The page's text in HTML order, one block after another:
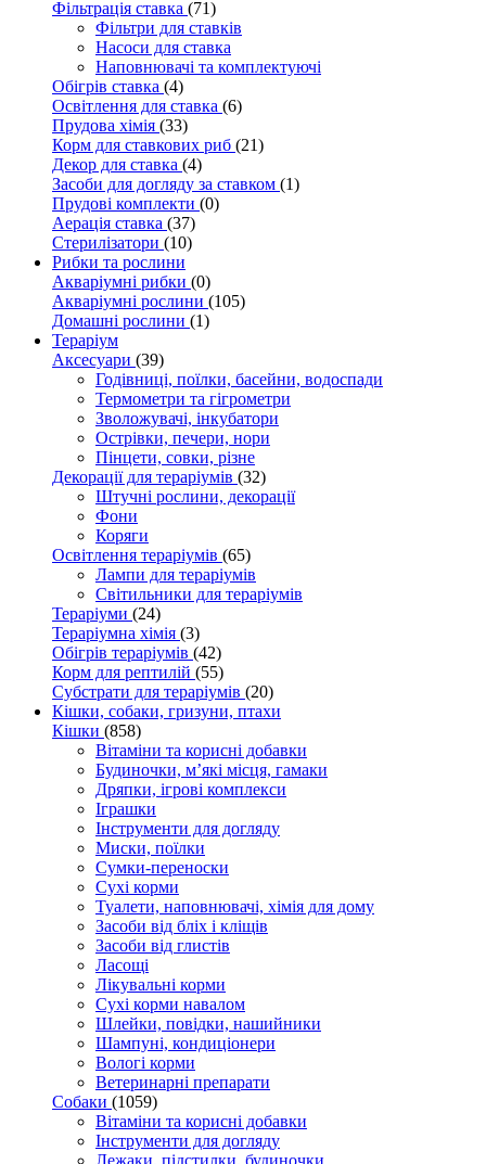
Фільтрація ставка (71)
Фільтри для ставків
Насоси для ставка
Наповнювачі та комплектуючі
Обігрів ставка (4)
Освітлення для ставка (6)
Прудова хімія (33)
Корм для ставкових риб (21)
Декор для ставка (4)
Засоби для догляду за ставком (1)
Прудові комплекти (0)
Аерація ставка (37)
Стерилізатори (10)
Рибки та рослини
Акваріумні рибки (0)
Акваріумні рослини (105)
Домашні рослини (1)
Тераріум
Аксесуари (39)
Годівниці, поїлки, басейни, водоспади
Термометри та гігрометри
Зволожувачі, інкубатори
Острівки, печери, нори
Пінцети, совки, різне
Декорації для тераріумів (32)
Штучні рослини, декорації
Фони
Коряги
Освітлення тераріумів (65)
Лампи для тераріумів
Світильники для тераріумів
Тераріуми (24)
Тераріумна хімія (3)
Обігрів тераріумів (42)
Корм для рептилій (55)
Субстрати для тераріумів (20)
Кішки, собаки, гризуни, птахи
Кішки (858)
Вітаміни та корисні добавки
Будиночки, м’які місця, гамаки
Дряпки, ігрові комплекси
Іграшки
Інструменти для догляду
Миски, поїлки
Сумки-переноски
Сухі корми
Туалети, наповнювачі, хімія для дому
Засоби від бліх і кліщів
Засоби від глистів
Ласощі
Лікувальні корми
Сухі корми навалом
Шлейки, повідки, нашийники
Шампуні, кондиціонери
Вологі корми
Ветеринарні препарати
Собаки (1059)
Вітаміни та корисні добавки
Інструменти для догляду